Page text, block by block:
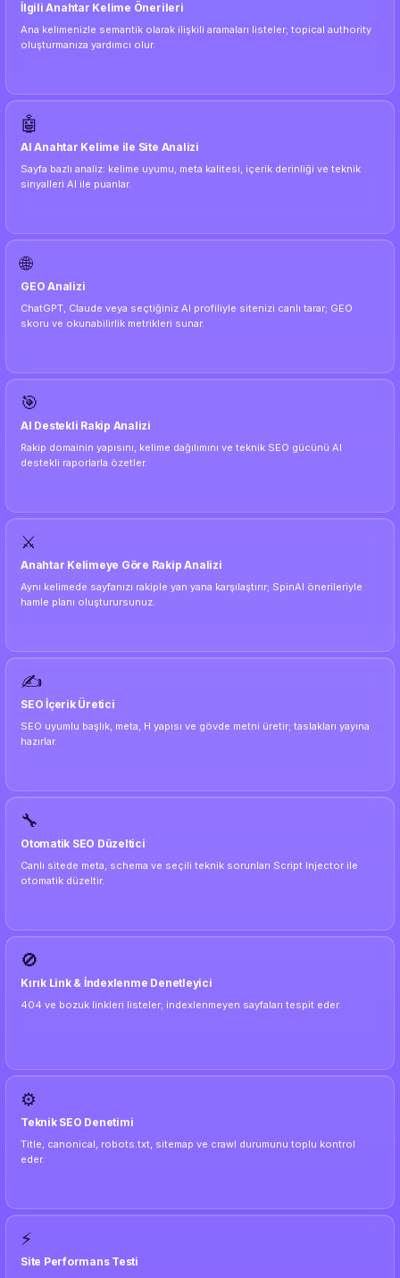
İlgili Anahtar Kelime Önerileri
Ana kelimenizle semantik olarak ilişkili aramaları listeler; topical authority
oluşturmanıza yardımcı olur.
🤖
AI Anahtar Kelime ile Site Analizi
Sayfa bazlı analiz: kelime uyumu, meta kalitesi, içerik derinliği ve teknik
sinyalleri AI ile puanlar.
🌐
GEO Analizi
ChatGPT, Claude veya seçtiğiniz AI profiliyle sitenizi canlı tarar; GEO
skoru ve okunabilirlik metrikleri sunar.
🎯
AI Destekli Rakip Analizi
Rakip domainin yapısını, kelime dağılımını ve teknik SEO gücünü AI
destekli raporlarla özetler.
⚔️
Anahtar Kelimeye Göre Rakip Analizi
Aynı kelimede sayfanızı rakiple yan yana karşılaştırır; SpinAI önerileriyle
hamle planı oluşturursunuz.
✍️
SEO İçerik Üretici
SEO uyumlu başlık, meta, H yapısı ve gövde metni üretir; taslakları yayına
hazırlar.
🔧
Otomatik SEO Düzeltici
Canlı sitede meta, schema ve seçili teknik sorunları Script Injector ile
otomatik düzeltir.
🚫
Kırık Link & İndexlenme Denetleyici
404 ve bozuk linkleri listeler; indexlenmeyen sayfaları tespit eder.
⚙️
Teknik SEO Denetimi
Title, canonical, robots.txt, sitemap ve crawl durumunu toplu kontrol
eder.
⚡
Site Performans Testi